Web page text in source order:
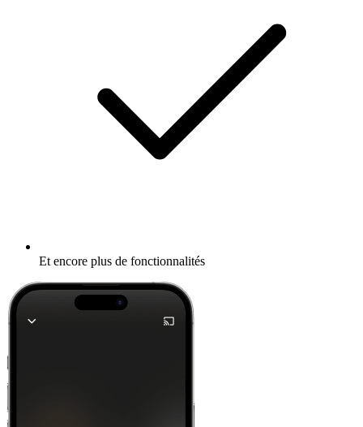
Et encore plus de fonctionnalités